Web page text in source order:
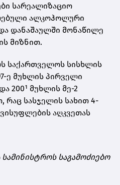
სარეალიზაციო
ალკოჰოლური
დანაშაულში მონაწილე
მიზნით.
საქართველოს სისხლის
ე მუხლის პირველი
200¹ მუხლის მე-2
რაც სასჯელის სახით 4-
აღკვეთას
საგამოძიებო